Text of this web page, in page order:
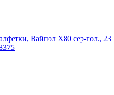
Вайпол Х80 сер-гол., 23